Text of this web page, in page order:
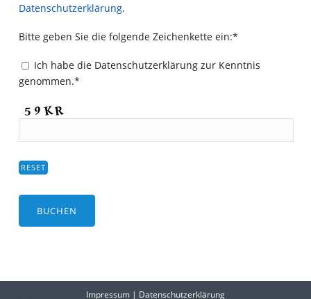
Datenschutzerklärung.
Bitte geben Sie die folgende Zeichenkette ein:*
Ich habe die Datenschutzerklärung zur Kenntnis
genommen.*
Impressum | Datenschutzerklärung